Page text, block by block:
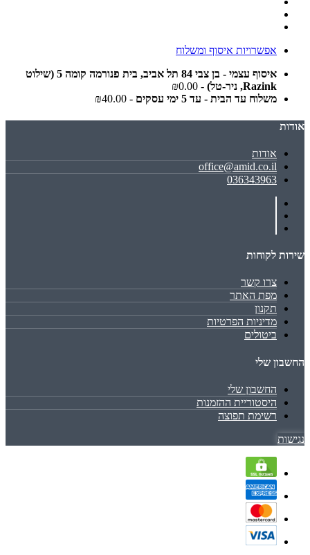
אפשרויות איסוף ומשלוח
איסוף עצמי - בן צבי 84 תל אביב, בית פנורמה קומה 5 (שילוט
Razink, ניר-טל)
- ₪0.00
משלוח עד הבית - עד 5 ימי עסקים
- ₪40.00
אודות
אודות
office@amid.co.il
036343963
שירות לקוחות
צרו קשר
מפת האתר
תקנון
מדיניות הפרטיות
ביטולים
החשבון שלי
החשבון שלי
היסטוריית ההזמנות
רשימת תפוצה
נגישות